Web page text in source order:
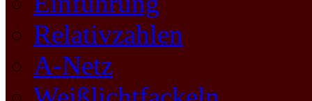
Relativzahlen
A-Netz